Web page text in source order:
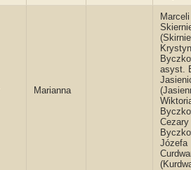
Marianna
Marceli
asyst.
Cezary
Józefa